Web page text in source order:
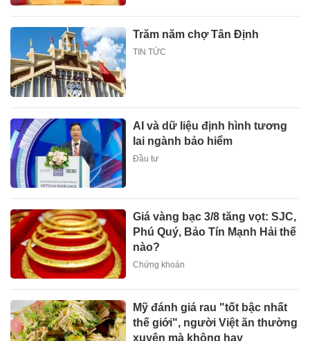
Trăm năm chợ Tân Định
TIN TỨC
AI và dữ liệu định hình tương
lai ngành bảo hiểm
Đầu tư
Giá vàng bạc 3/8 tăng vọt: SJC,
Phú Quý, Bảo Tín Mạnh Hải thế
nào?
Chứng khoán
Mỹ đánh giá rau "tốt bậc nhất
thế giới", người Việt ăn thường
xuyên mà không hay